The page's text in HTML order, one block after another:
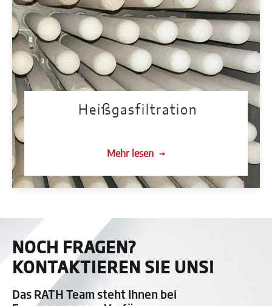
Heißgasfiltration
Mehr lesen
NOCH FRAGEN?
KONTAKTIEREN SIE UNS!
Das RATH Team steht Ihnen bei